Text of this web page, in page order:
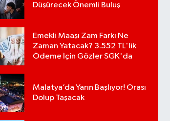
Düşürecek Önemli Buluş
Emekli Maaşı Zam Farkı Ne
Zaman Yatacak? 3.552 TL'lik
Ödeme İçin Gözler SGK'da
Malatya’da Yarın Başlıyor! Orası
Dolup Taşacak